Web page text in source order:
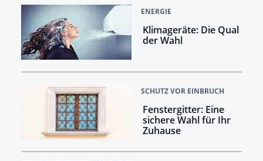
ENERGIE
Klimageräte: Die Qual
der Wahl
SCHUTZ VOR EINBRUCH
Fenstergitter: Eine
sichere Wahl für Ihr
Zuhause